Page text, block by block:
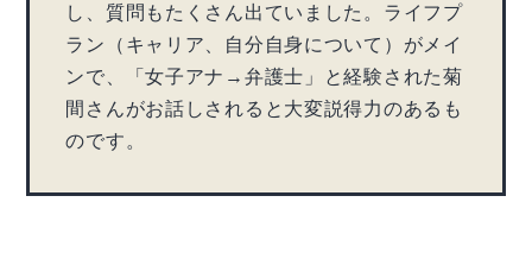
し、質問もたくさん出ていました。ライフプ
ラン（キャリア、自分自身について）がメイ
ンで、「女子アナ→弁護士」と経験された菊
間さんがお話しされると大変説得力のあるも
のです。